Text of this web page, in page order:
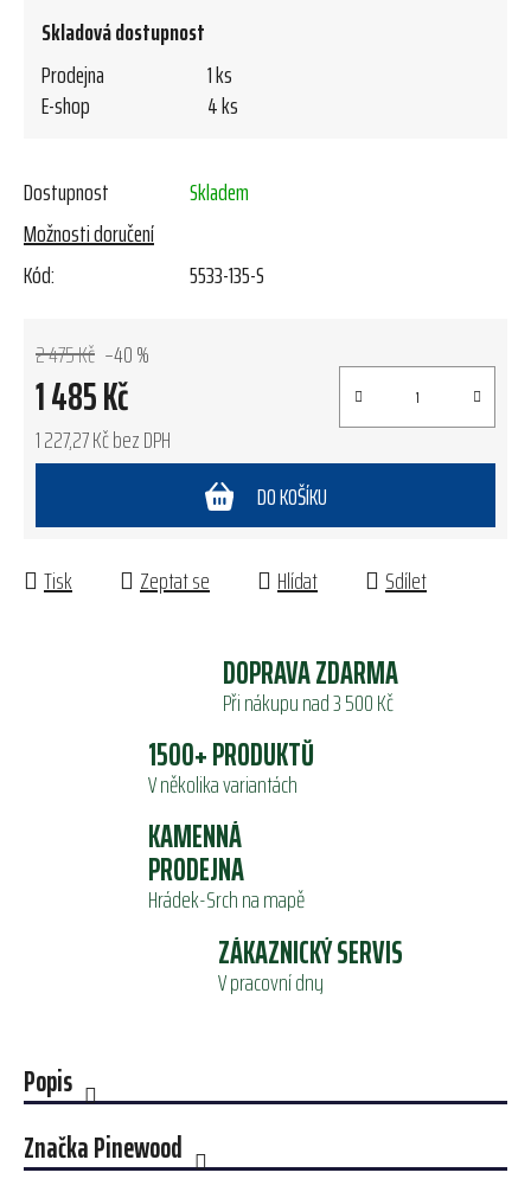
Skladová dostupnost
Prodejna
1 ks
E-shop
4 ks
Dostupnost
Skladem
Možnosti doručení
Kód:
5533-135-S
2 475 Kč –40 %
1 485 Kč
1 227,27 Kč bez DPH
DO KOŠÍKU
Tisk Zeptat se Hlídat Sdílet
DOPRAVA ZDARMA
Při nákupu nad 3 500 Kč
1500+ PRODUKTŮ
V několika variantách
KAMENNÁ
PRODEJNA
Hrádek-Srch na mapě
ZÁKAZNICKÝ SERVIS
V pracovní dny
Popis
ZnačkaPinewood